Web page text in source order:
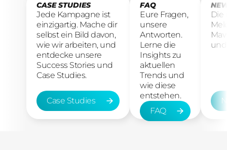
CASE STUDIES
Jede Kampagne ist
einzigartig. Mache dir
selbst ein Bild davon,
wie wir arbeiten, und
entdecke unsere
Success Stories und
Case Studies.
Case Studies
Case Studies
FAQ
Eure Fragen,
unsere
Antworten.
Lerne die
Insights zu
aktuellen
Trends und
wie diese
entstehen.
FAQ
FAQ
Die